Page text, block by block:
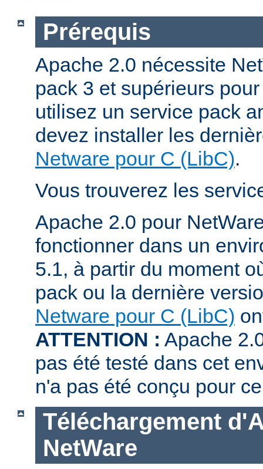
Prérequis
Apache 2.0 nécessite
pack 3 et supérieurs
utilisez un service pack
devez installer les
Netware pour C (LibC).
Vous trouverez les
Apache 2.0 pour
fonctionner dans un
5.1, à partir du moment
pack ou la dernière
Netware pour C (LibC)
ATTENTION : Apache
pas été testé dans cet
n'a pas été conçu pour
Téléchargement
NetWare